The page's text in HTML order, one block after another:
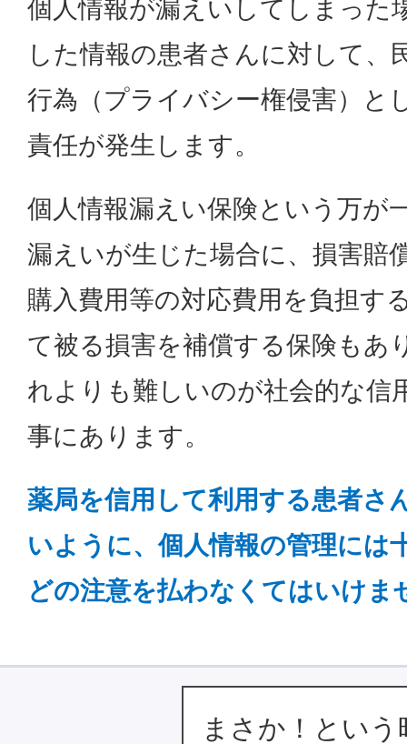
個人情報が漏えいしてしまった
した情報の患者さんに対して、
行為（プライバシー権侵害）と
責任が発生します。
個人情報漏えい保険という万が
漏えいが生じた場合に、損害賠
購入費用等の対応費用を負担す
て被る損害を補償する保険もあ
れよりも難しいのが社会的な信
事にあります。
薬局を信用して利用する患者さ
いように、個人情報の管理には
どの注意を払わなくてはいけま
まさか！という